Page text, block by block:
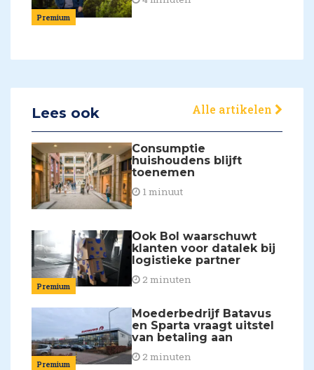
Premium
Lees ook Alle artikelen
Consumptie
huishoudens blijft
toenemen
1 minuut
Premium
Ook Bol waarschuwt
klanten voor datalek bij
logistieke partner
2 minuten
Premium
Moederbedrijf Batavus
en Sparta vraagt uitstel
van betaling aan
2 minuten